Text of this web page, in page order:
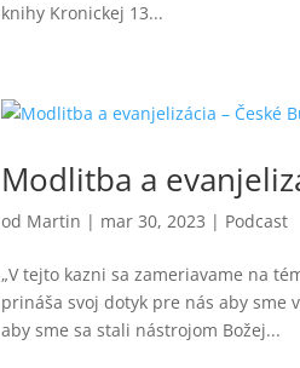
knihy Kronickej 13...
Modlitba a
od Martin | mar 30, 2023 | Podcast
„V tejto kazni sa zameriavame na
prináša svoj dotyk pre nás aby sme
aby sme sa stali nástrojom Božej...